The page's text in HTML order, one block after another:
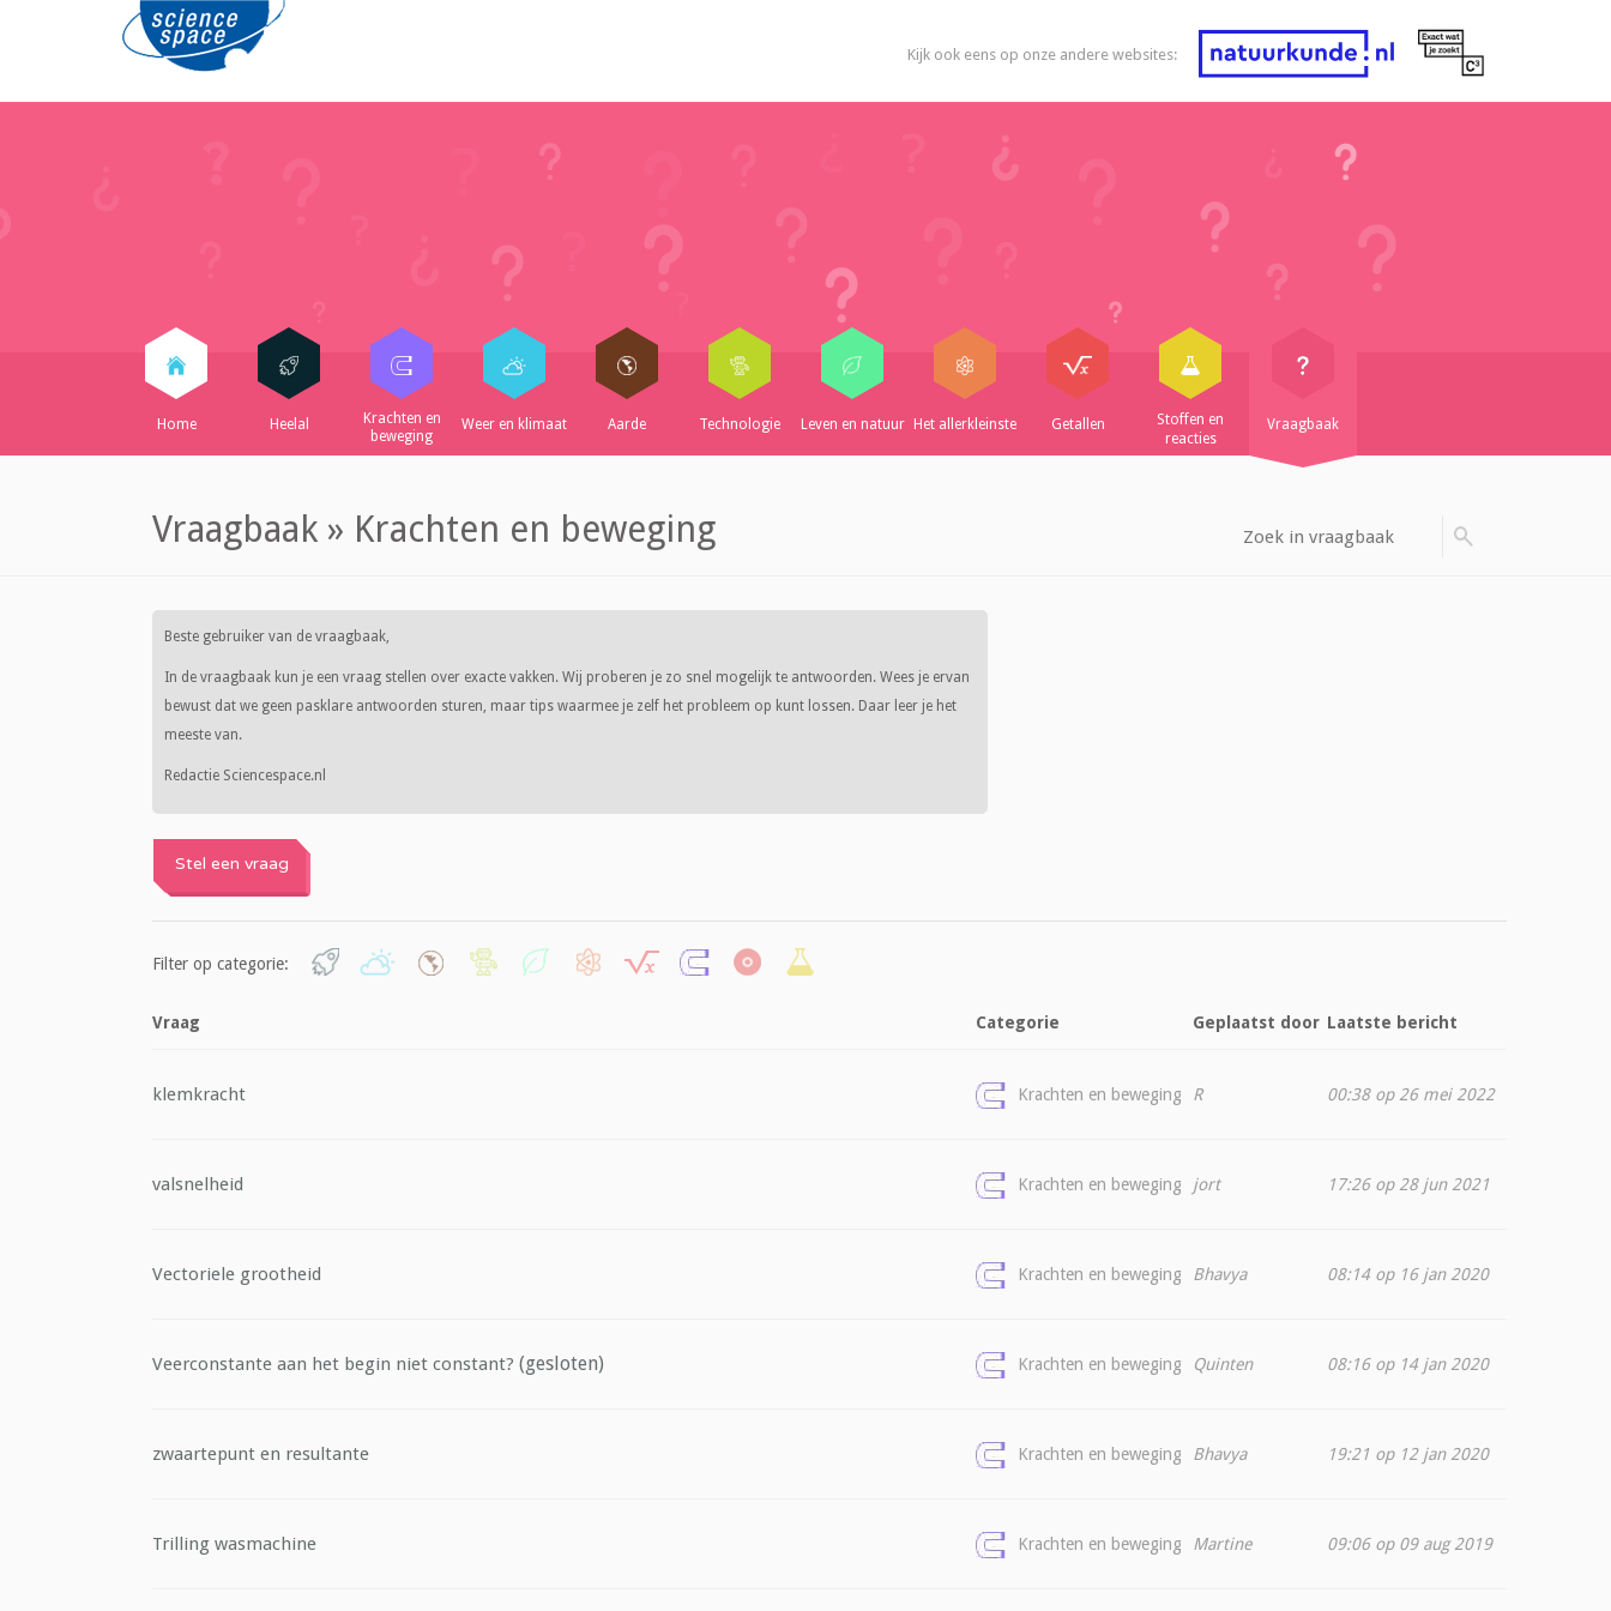
Kijk ook eens op onze andere websites:
Home Heelal
Krachten en
beweging
Weer en klimaat Aarde Technologie Leven en natuur Het allerkleinste Getallen
Stoffen en
reacties
Vraagbaak
Vraagbaak » Krachten en beweging
Beste gebruiker van de vraagbaak,
In de vraagbaak kun je een vraag stellen over exacte vakken. Wij proberen je zo snel mogelijk te antwoorden. Wees je ervan
bewust dat we geen pasklare antwoorden sturen, maar tips waarmee je zelf het probleem op kunt lossen. Daar leer je het
meeste van.
Redactie Sciencespace.nl
Stel een vraag
Filter op categorie:
Vraag Categorie Geplaatst door Laatste bericht
klemkracht Krachten en beweging R 00:38 op 26 mei 2022
valsnelheid Krachten en beweging jort 17:26 op 28 jun 2021
Vectoriele grootheid Krachten en beweging Bhavya 08:14 op 16 jan 2020
Veerconstante aan het begin niet constant? (gesloten) Krachten en beweging Quinten 08:16 op 14 jan 2020
zwaartepunt en resultante Krachten en beweging Bhavya 19:21 op 12 jan 2020
Trilling wasmachine Krachten en beweging Martine 09:06 op 09 aug 2019